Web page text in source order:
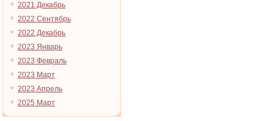
2021 Декабрь
2022 Сентябрь
2022 Декабрь
2023 Январь
2023 Февраль
2023 Март
2023 Апрель
2025 Март